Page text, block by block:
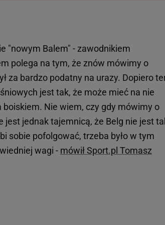
"nowym Balem" - zawodnikiem
polega na tym, że znów mówimy o
za bardzo podatny na urazy. Dopiero
jest tak, że może mieć na nie
boiskiem. Nie wiem, czy gdy mówimy o
jednak tajemnicą, że Belg nie jest
sobie pofolgować, trzeba było w tym
wagi - mówił Sport.pl Tomasz